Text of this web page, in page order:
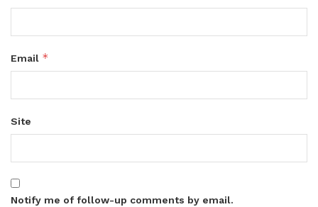
Email *
Site
Notify me of follow-up comments by email.